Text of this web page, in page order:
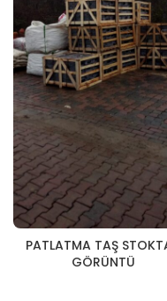
PATLATMA TAŞ
GÖRÜNTÜ